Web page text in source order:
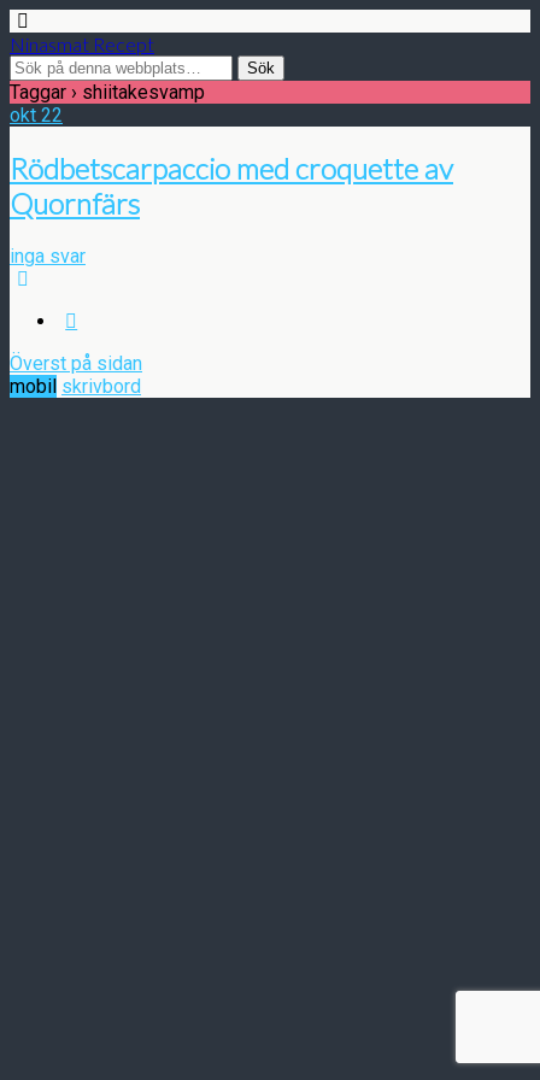
Ninasmat Recept
Taggar › shiitakesvamp
okt 22
Rödbetscarpaccio med croquette av
Quornfärs
inga svar
Överst på sidan
mobil skrivbord